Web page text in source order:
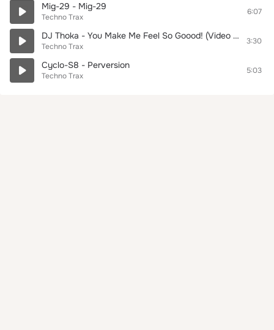
Mig-29 - Mig-29
Techno Trax
6:07
DJ Thoka - You Make Me Feel So Goood! (Video Mix)
Techno Trax
3:30
Cyclo-S8 - Perversion
Techno Trax
5:03